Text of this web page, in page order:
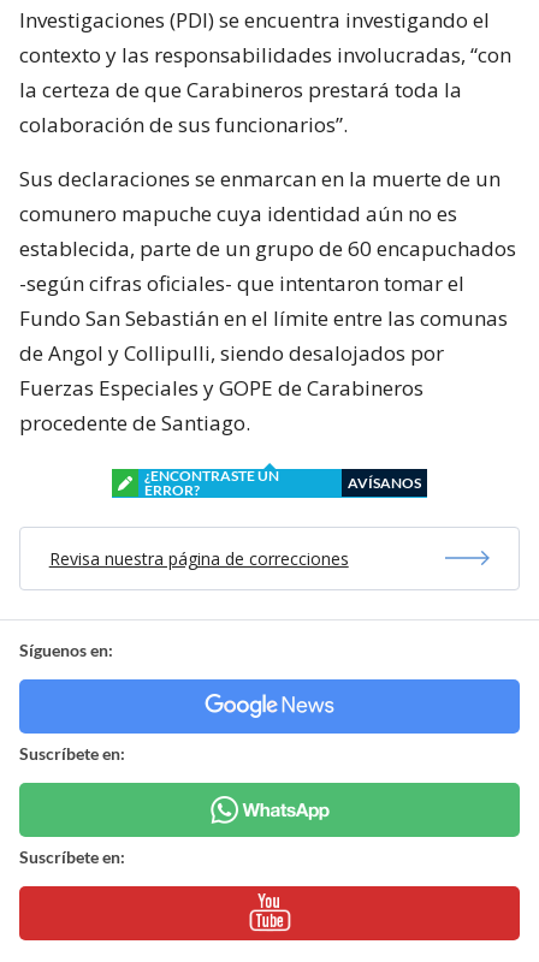
Investigaciones (PDI) se encuentra investigando el
contexto y las responsabilidades involucradas, “con
la certeza de que Carabineros prestará toda la
colaboración de sus funcionarios”.
Sus declaraciones se enmarcan en la muerte de un
comunero mapuche cuya identidad aún no es
establecida, parte de un grupo de 60 encapuchados
-según cifras oficiales- que intentaron tomar el
Fundo San Sebastián en el límite entre las comunas
de Angol y Collipulli, siendo desalojados por
Fuerzas Especiales y GOPE de Carabineros
procedente de Santiago.
¿ENCONTRASTE UN
ERROR?
AVÍSANOS
Revisa nuestra página de correcciones
Síguenos en:
Suscríbete en:
Suscríbete en: